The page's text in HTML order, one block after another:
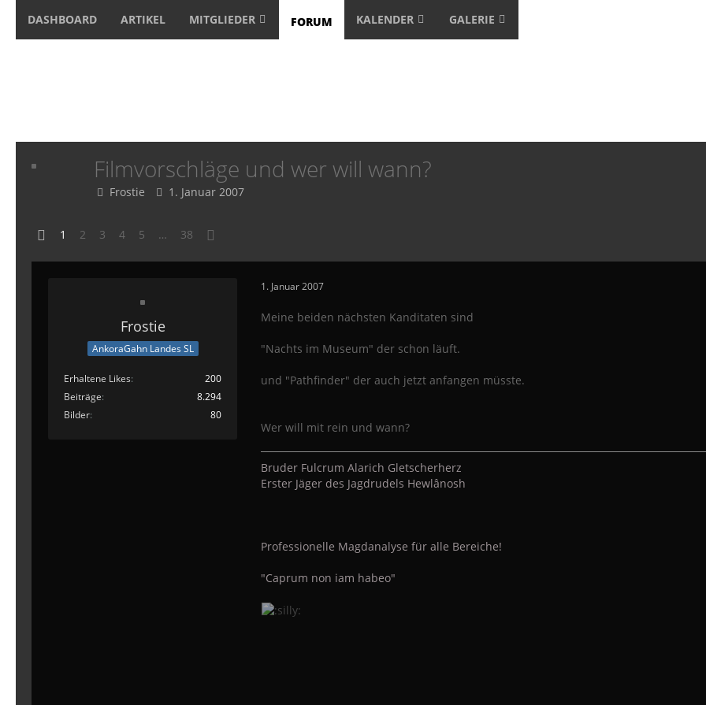
DASHBOARD ARTIKEL MITGLIEDER FORUM KALENDER GALERIE
Filmvorschläge und wer will wann?
Frostie 1. Januar 2007
1 2 3 4 5 … 38
Frostie
AnkoraGahn Landes SL
Erhaltene Likes
200
Beiträge
8.294
Bilder
80
1. Januar 2007
Meine beiden nächsten Kanditaten sind
"Nachts im Museum" der schon läuft.
und "Pathfinder" der auch jetzt anfangen müsste.
Wer will mit rein und wann?
Bruder Fulcrum Alarich Gletscherherz
Erster Jäger des Jagdrudels Hewlânosh
Professionelle Magdanalyse für alle Bereiche!
"Caprum non iam habeo"